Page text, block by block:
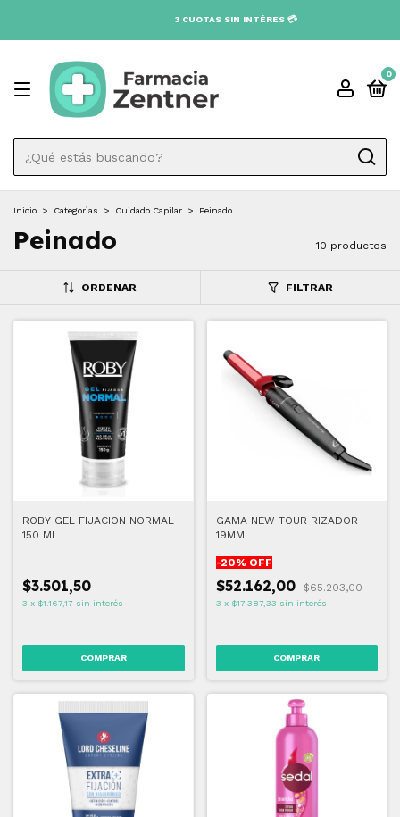
0
Inicio > Categorìas > Cuidado Capilar > Peinado
Peinado 10 productos
ORDENAR FILTRAR
ROBY GEL FIJACION NORMAL
150 ML
$3.501,50
3 x $1.167,17 sin interés
GAMA NEW TOUR RIZADOR
19MM
-20% OFF
$52.162,00 $65.203,00
3 x $17.387,33 sin interés